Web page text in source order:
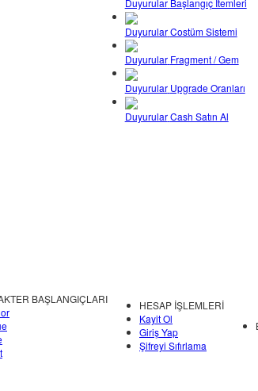
DuyurularCostüm Sistemi
Duyurular Fragment / Gem
Duyurular Upgrade Oranları
DuyurularCash Satın Al
BAŞLANGIÇLARI
HESAP İŞLEMLERİ
Kayit Ol
Giriş Yap
Şifreyi Sıfırlama